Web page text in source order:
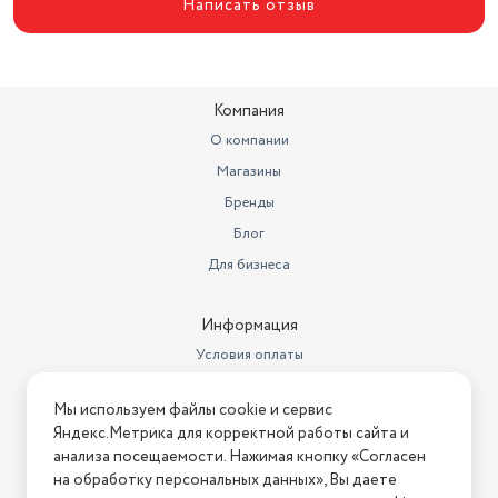
Страна производства
Китай
BlackStone C
5,3
60
нет
есть
Количество бритвенных
головок
Тип дисплея
OLED
Написать отзыв
Компания
О компании
Магазины
Бренды
Блог
Для бизнеса
Информация
Условия оплаты
Условия возврата
Нашли ошибку на сайте? Напишите нам
2026 © Интернет-магазин "АстМаркет". У нас есть всё!
Мы используем файлы cookie и сервис
Яндекс.Метрика для корректной работы сайта и
анализа посещаемости. Нажимая кнопку «Согласен
на обработку персональных данных», Вы даете